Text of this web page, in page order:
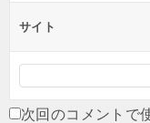
サイト
次回のコメントで